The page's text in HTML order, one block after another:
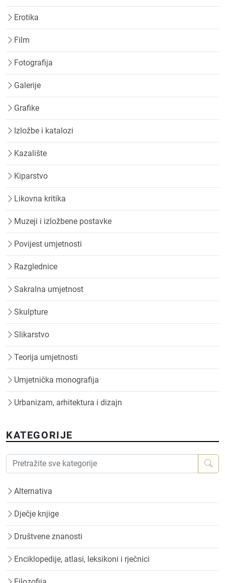
Erotika
Film
Fotografija
Galerije
Grafike
Izložbe i katalozi
Kazalište
Kiparstvo
Likovna kritika
Muzeji i izložbene postavke
Povijest umjetnosti
Razglednice
Sakralna umjetnost
Skulpture
Slikarstvo
Teorija umjetnosti
Umjetnička monografija
Urbanizam, arhitektura i dizajn
KATEGORIJE
Alternativa
Dječje knjige
Društvene znanosti
Enciklopedije, atlasi, leksikoni i rječnici